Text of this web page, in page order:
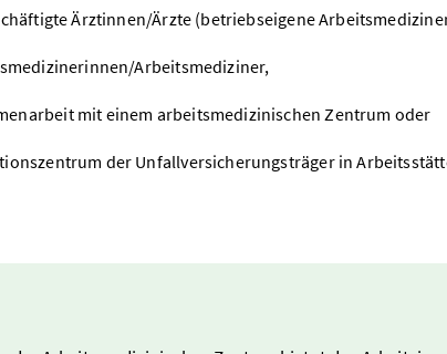
Ärztinnen/Ärzte (betriebseigene
Arbeitsmediziner,
mit einem arbeitsmedizinischen Zentrum oder
der Unfallversicherungsträger in